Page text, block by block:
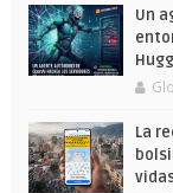
Wars
verano
Un
La